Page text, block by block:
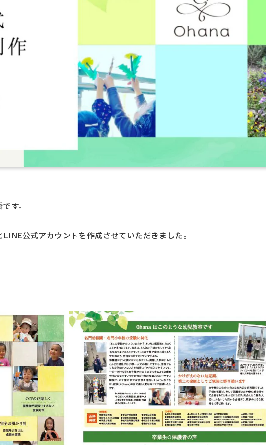
す。
公式アカウントを作成させていただきました。